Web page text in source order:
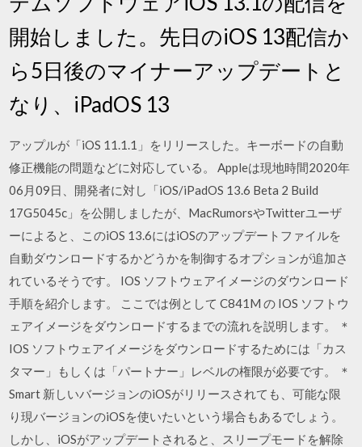
開始しました。先日のiOS 13配信か
ら5日後のマイナーアップデートと
なり、iPadOS 13
アップルが「iOS 11.1.1」をリリースした。キーボードの自動
修正機能の問題などに対応している。 Appleは現地時間2020年
06月09日、開発者に対し「iOS/iPadOS 13.6 Beta 2 Build
17G5045c」を公開しましたが、MacRumorsやTwitterユーザ
ーによると、このiOS 13.6にはiOSのアップデートファイルを
自動ダウンロードするかどうかを制御するオプションが追加さ
れているそうです。 IOS ソフトウェアイメージのダウンロード
手順を紹介します。 ここでは例として C841M の IOS ソフトウ
ェアイメージをダウンロードするまでの流れを説明します。 ＊
IOS ソフトウェアイメージをダウンロードするためには「カス
タマー」もしくは「パートナー」レベルの権限が必要です。 ＊
Smart 新しいバージョンのiOSがリリースされても、可能な限
り現バージョンのiOSを使いたいという場合もあるでしょう。
しかし、iOSがアップデートされると、スリープモードを解除